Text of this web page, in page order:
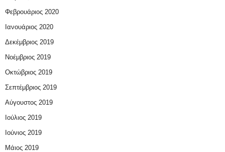
Φεβρουάριος 2020
Ιανουάριος 2020
Δεκέμβριος 2019
Νοέμβριος 2019
Οκτώβριος 2019
Σεπτέμβριος 2019
Αύγουστος 2019
Ιούλιος 2019
Ιούνιος 2019
Μάιος 2019